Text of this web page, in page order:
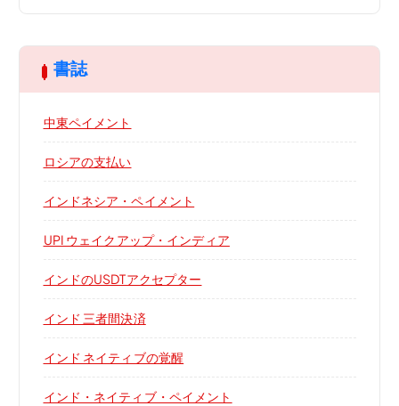
書誌
中東ペイメント
ロシアの支払い
インドネシア・ペイメント
UPI ウェイクアップ・インディア
インドのUSDTアクセプター
インド 三者間決済
インド ネイティブの覚醒
インド・ネイティブ・ペイメント